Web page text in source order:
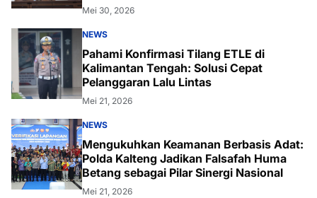
Mei 30, 2026
NEWS
Pahami Konfirmasi Tilang ETLE di
Kalimantan Tengah: Solusi Cepat
Pelanggaran Lalu Lintas
Mei 21, 2026
NEWS
Mengukuhkan Keamanan Berbasis Adat:
Polda Kalteng Jadikan Falsafah Huma
Betang sebagai Pilar Sinergi Nasional
Mei 21, 2026